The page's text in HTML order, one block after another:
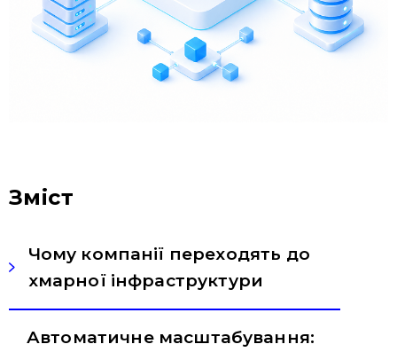
Зміст
Чому компанії переходять до
хмарної інфраструктури
Автоматичне масштабування: